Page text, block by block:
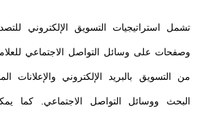
تشمل استراتيجيات التسويق الإلكتروني
وصفحات على وسائل التواصل الاجتماعي للعلامة
من التسويق بالبريد الإلكتروني
البحث ووسائل التواصل الاجتماعي. كما